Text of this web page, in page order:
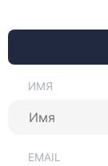
ИМЯ
EMAIL